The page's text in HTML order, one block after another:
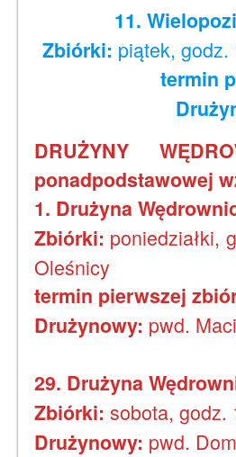
11.
Zbiórki: piątek,
termin
DRUŻYNY
ponadpodstawowej
1. Drużyna
Zbiórki: poniedziałki,
Oleśnicy
termin pierwszej
Drużynowy: pwd.
29. Drużyna
Zbiórki: sobota, godz.
Drużynowy: pwd.